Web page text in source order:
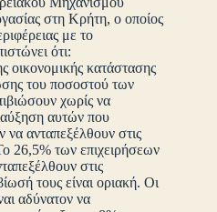
στη Κρήτη, ο οποίος
με το
ότι:
οικονομικής κατάστασης
του ποσοστού των
χωρίς να
αύξηση αυτών που
να ανταπεξέλθουν στις
26,5% των επιχειρήσεων
στις
τους είναι οριακή. Οι
αδύνατον να